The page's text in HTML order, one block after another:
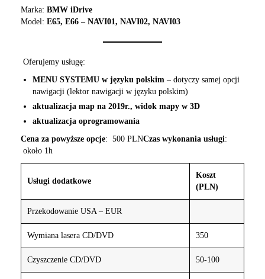
Marka: BMW iDrive
Model: E65, E66 – NAVI01, NAVI02, NAVI03
Oferujemy usługę:
MENU SYSTEMU w języku polskim – dotyczy samej opcji
nawigacji (lektor nawigacji w języku polskim)
aktualizacja map na 2019r., widok mapy w 3D
aktualizacja oprogramowania
Cena za powyższe opcje: 500 PLNCzas wykonania usługi:
około 1h
Usługi dodatkowe
Koszt
(PLN)
Przekodowanie USA – EUR
Wymiana lasera CD/DVD 350
Czyszczenie CD/DVD 50-100